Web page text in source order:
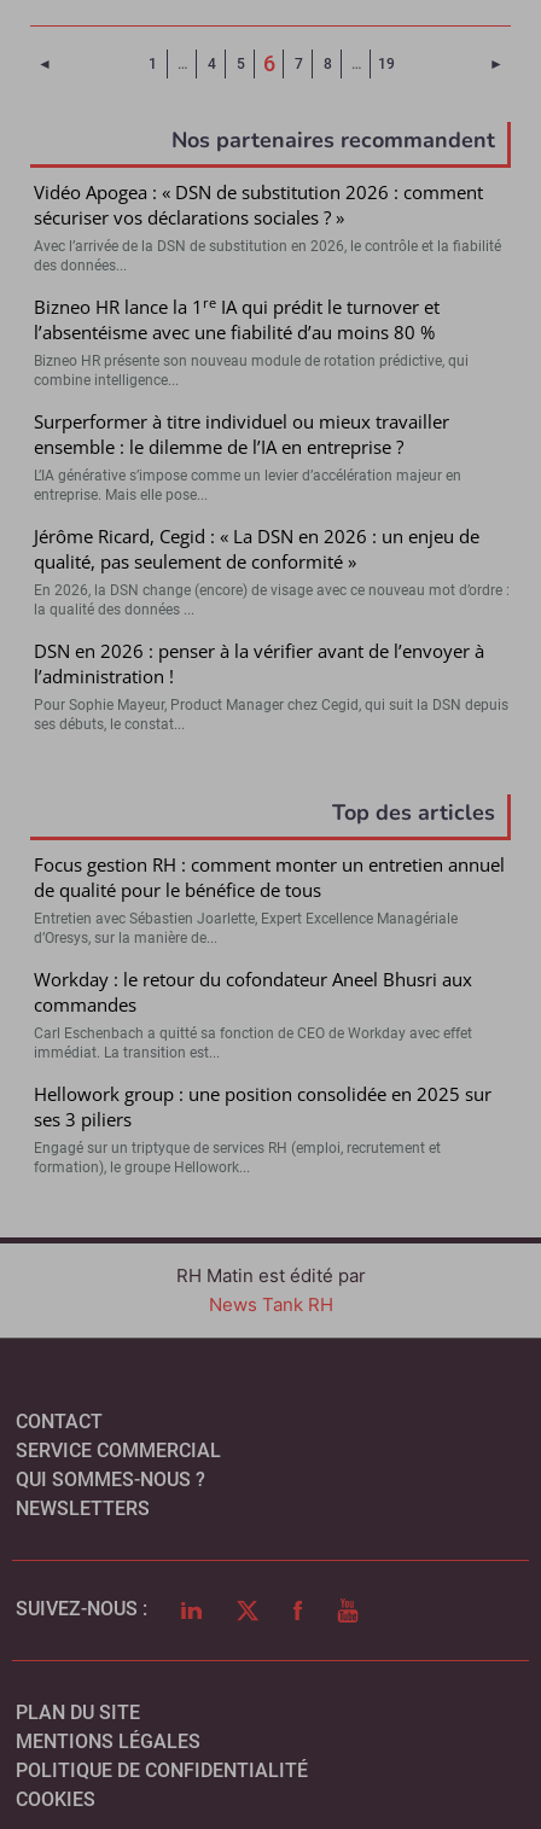
◄ Page précédente
1 … 4 5 6(Page courante)
7 8 … 19 ►
Nos partenaires recommandent
Vidéo Apogea : « DSN de substitution 2026 : comment
sécuriser vos déclarations sociales ? »
Avec l’arrivée de la DSN de substitution en 2026, le contrôle et la fiabilité
des données...
Bizneo HR lance la 1 re IA qui prédit le turnover et
l’absentéisme avec une fiabilité d’au moins 80 %
Bizneo HR présente son nouveau module de rotation prédictive, qui
combine intelligence...
Surperformer à titre individuel ou mieux travailler
ensemble : le dilemme de l’IA en entreprise ?
L’IA générative s’impose comme un levier d’accélération majeur en
entreprise. Mais elle pose...
Jérôme Ricard, Cegid : « La DSN en 2026 : un enjeu de
qualité, pas seulement de conformité »
En 2026, la DSN change (encore) de visage avec ce nouveau mot d’ordre :
la qualité des données ...
DSN en 2026 : penser à la vérifier avant de l’envoyer à
l’administration !
Pour Sophie Mayeur, Product Manager chez Cegid, qui suit la DSN depuis
ses débuts, le constat...
Top des articles
Focus gestion RH : comment monter un entretien annuel
de qualité pour le bénéfice de tous
Entretien avec Sébastien Joarlette, Expert Excellence Managériale
d’Oresys, sur la manière de...
Workday : le retour du cofondateur Aneel Bhusri aux
commandes
Carl Eschenbach a quitté sa fonction de CEO de Workday avec effet
immédiat. La transition est...
Hellowork group : une position consolidée en 2025 sur
ses 3 piliers
Engagé sur un triptyque de services RH (emploi, recrutement et
formation), le groupe Hellowork...
RH Matin est édité par
News Tank RH
CONTACT
SERVICE COMMERCIAL
QUI SOMMES-NOUS ?
NEWSLETTERS
SUIVEZ-NOUS : LINKEDINTWITTERFACEBOOK
YOUTUBE
PLAN DU SITE
MENTIONS LÉGALES
POLITIQUE DE CONFIDENTIALITÉ
COOKIES